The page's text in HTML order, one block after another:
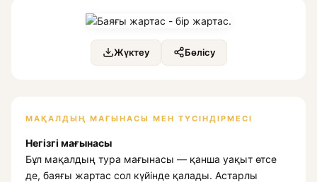
Жүктеу Бөлісу
МАҚАЛДЫҢ МАҒЫНАСЫ МЕН ТҮСІНДІРМЕСІ
Негізгі мағынасы
Бұл мақалдың тура мағынасы — қанша уақыт өтсе
де, баяғы жартас сол күйінде қалады. Астарлы